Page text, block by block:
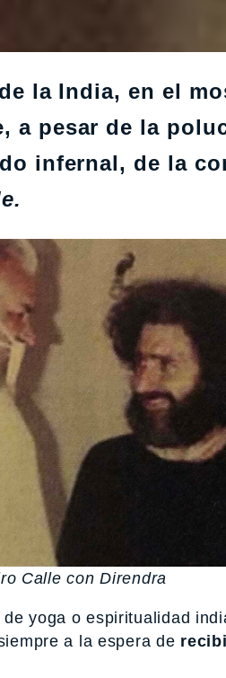
la India, en el
a pesar de la
infernal, de la
Calle con Direndra
yoga o espiritualidad
a la espera de